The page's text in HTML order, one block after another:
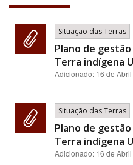
Situação das Terras
Plano de
Terra indígena
Adicionado: 16 de
Situação das Terras
Plano de
Terra indígena
Adicionado: 16 de